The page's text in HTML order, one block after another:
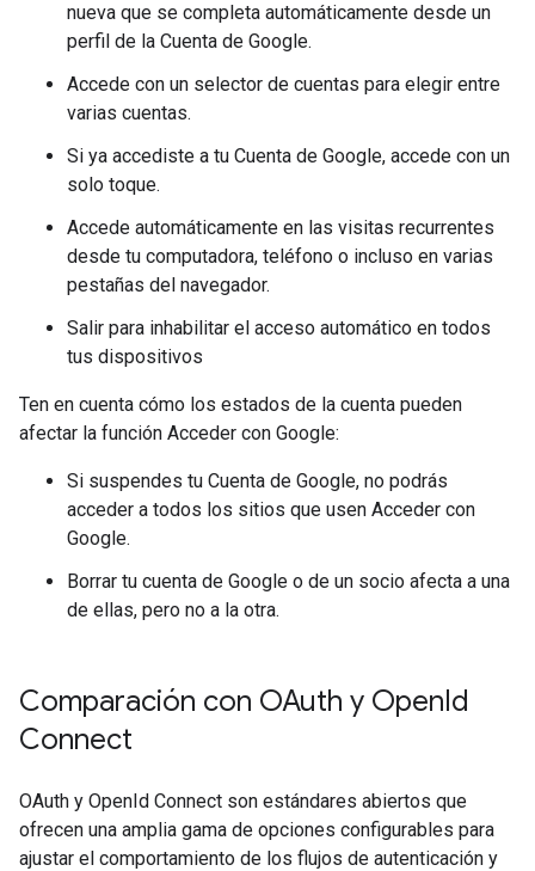
nueva que se completa automáticamente desde un
perfil de la Cuenta de Google.
Accede con un selector de cuentas para elegir entre
varias cuentas.
Si ya accediste a tu Cuenta de Google, accede con un
solo toque.
Accede automáticamente en las visitas recurrentes
desde tu computadora, teléfono o incluso en varias
pestañas del navegador.
Salir para inhabilitar el acceso automático en todos
tus dispositivos
Ten en cuenta cómo los estados de la cuenta pueden
afectar la función Acceder con Google:
Si suspendes tu Cuenta de Google, no podrás
acceder a todos los sitios que usen Acceder con
Google.
Borrar tu cuenta de Google o de un socio afecta a una
de ellas, pero no a la otra.
Comparación con OAuth y OpenId
Connect
OAuth y OpenId Connect son estándares abiertos que
ofrecen una amplia gama de opciones configurables para
ajustar el comportamiento de los flujos de autenticación y